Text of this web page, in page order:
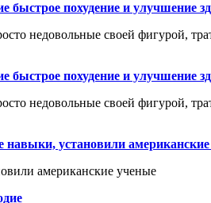
похудение и улучшение
недовольные своей фигурой,
похудение и улучшение
недовольные своей фигурой,
навыки, установили
американские ученые